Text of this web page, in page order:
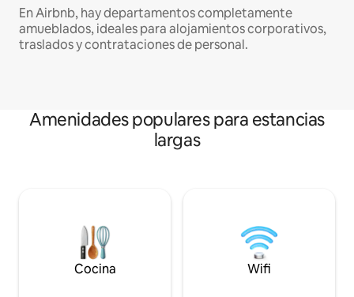
En Airbnb, hay departamentos completamente
amueblados, ideales para alojamientos corporativos,
traslados y contrataciones de personal.
Amenidades populares para estancias
largas
Cocina Wifi